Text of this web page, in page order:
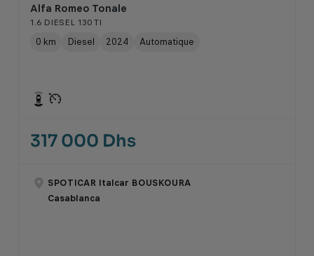
Alfa Romeo Tonale
1.6 DIESEL 130 TI
0 km Diesel 2024 Automatique
317 000 Dhs
SPOTICAR Italcar BOUSKOURA
Casablanca